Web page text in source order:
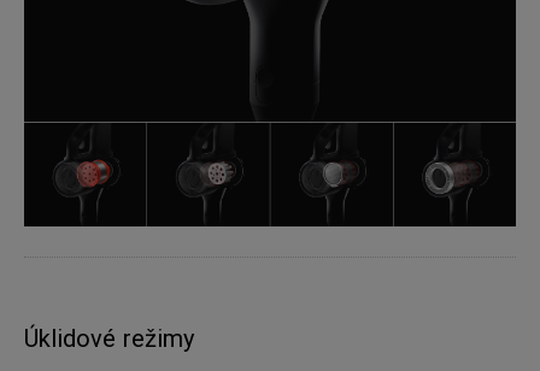
Úklidové režimy